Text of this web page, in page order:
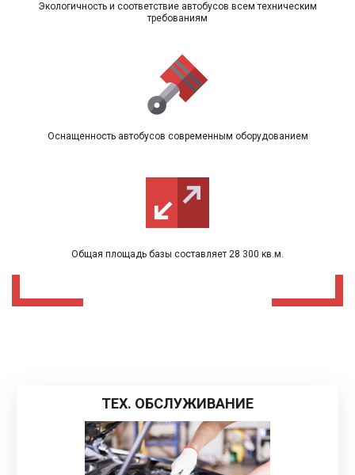
Экологичность и соответствие автобусов всем техническим
требованиям
Оснащенность автобусов современным оборудованием
Общая площадь базы составляет 28 300 кв.м.
ТЕХ. ОБСЛУЖИВАНИЕ